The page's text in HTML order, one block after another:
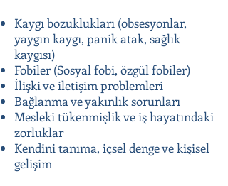
Kaygı bozuklukları (obsesyonlar,
yaygın kaygı, panik atak, sağlık
kaygısı)
Fobiler (Sosyal fobi, özgül fobiler)
İlişki ve iletişim problemleri
Bağlanma ve yakınlık sorunları
Mesleki tükenmişlik ve iş hayatındaki
zorluklar
Kendini tanıma, içsel denge ve kişisel
gelişim